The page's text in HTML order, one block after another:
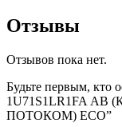
Отзывы
Отзывов пока нет.
Будьте первым, кто
1U71S1LR1FA
ПОТОКОМ) ECO”